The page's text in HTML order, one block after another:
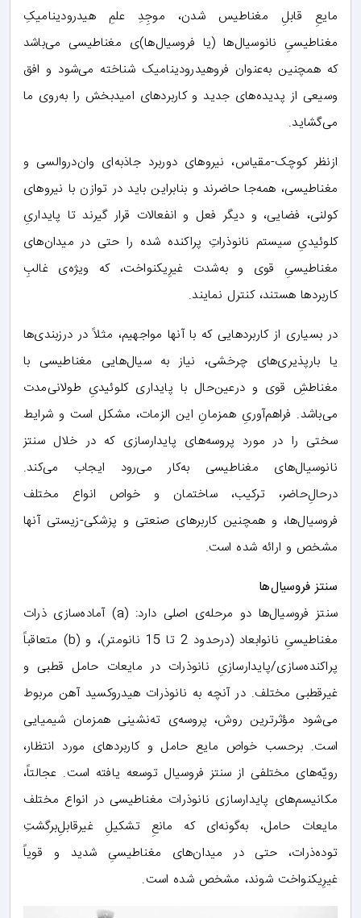
مایعِ قابلِ مغناطیس شدن، موجِدِ علمِ هیدرودینامیکِ
مغناطیسیِ نانوسیال‌ها (یا فروسیال‌ها)ی مغناطیسی می‌باشد
که همچنین به‌عنوان فروهیدرودینامیک شناخته می‌شود و افق
وسیعی از پدیده‌های جدید و کاربردهای امیدبخش را به‌روی ما
می‌گشاید.
ازنظر کوچک-مقیاس، نیروهای دوربرد جاذبه‌ای وان‌دروالسی و
مغناطیسی، همه‌جا حاضرند و بنابراین باید در توازن با نیروهای
کولنی، فضایی، و دیگر فعل و انفعالات قرار گیرند تا پایداریِ
کلوئیدیِ سیستم نانوذراتِ پراکنده شده را حتی در میدان‌های
مغناطیسیِ قوی و به‌شدت غیرِیکنواخت، که ویژه‌ی غالبِ
کاربردها هستند، کنترل نمایند.
در بسیاری از کاربردهایی که با آنها مواجهیم، مثلاً در درزبندی‌‌ها
یا بارپذیری‌های چرخشی، نیاز به سیال‌هایی مغناطیسی با
مغناطشِ قوی و درعین‌حال با پایداری کلوئیدیِ طولانی‌مدت
می‌باشد. فراهم‌آوریِ همزمانِ این الزمات، مشکل است و شرایط
سختی را در مورد پروسه‌های پایدارسازی که در خلال سنتز
نانوسیال‌های مغناطیسی به‌کار می‌رود ایجاب می‌کند.
درحالِ‌حاضر، ترکیب، ساختمان و خواص انواع مختلف
فروسیال‌ها، و همچنین کاربرهای صنعتی و پزشکی-زیستی آنها
مشخص و ارائه شده است.
سنتز فروسیال‌ها
سنتز فروسیال‌ها دو مرحله‌ی اصلی دارد: (a) آماده‌سازی ذرات
مغناطیسیِ نانوابعاد (درحدود 2 تا 15 نانومتر)، و (b) متعاقباً
پراکنده‌سازی/پایدارسازیِ نانوذرات در مایعات حامل قطبی و
غیرقطبی مختلف. در آنچه به نانوذرات هیدروکسید آهن مربوط
می‌شود مؤثرترین روش، پروسه‌ی ته‌نشینی همزمان شیمیایی
است. برحسب خواص مایع حامل و کاربردهای مورد انتظار،
رویّه‌های مختلفی از سنتز فروسیال توسعه یافته است. عجالتاً،
مکانیسم‌های پایدارسازی نانوذرات مغناطیسی در انواع مختلف
مایعات حامل، به‌گونه‌ای که مانعِ تشکیلِ غیرقابلِ‌برگشتِ
توده‌ذرات، حتی در میدان‌های مغناطیسیِ شدید و قویاً
غیرِیکنواخت شوند، مشخص شده است.